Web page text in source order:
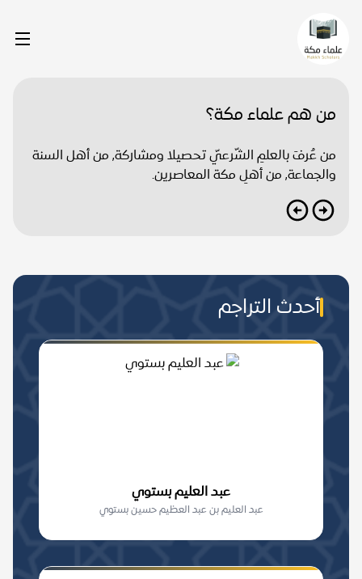
من هم علماء مكة؟
من عُرفَ بالعلمِ الشّرعيّ تحصيلا ومشاركة, من أهل السنة
والجماعة, من أهلِ مكة المعاصرين.
أحدث التراجم
عبد العليم بستوي
عبد العليم بن عبد العظيم حسين بستوي